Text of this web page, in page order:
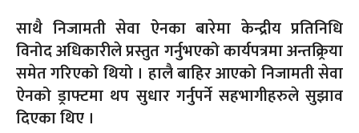
साथै निजामती सेवा ऐनका बारेमा केन्द्रीय प्रतिनिधि
विनोद अधिकारीले प्रस्तुत गर्नुभएको कार्यपत्रमा अन्तक्र्रिया
समेत गरिएको थियो । हालै बाहिर आएको निजामती सेवा
ऐनको ड्राफ्टमा थप सुधार गर्नुपर्ने सहभागीहरुले सुझाव
दिएका थिए ।